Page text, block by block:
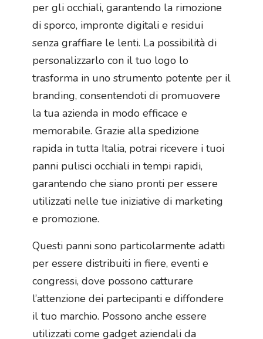
per gli occhiali, garantendo la rimozione
di sporco, impronte digitali e residui
senza graffiare le lenti. La possibilità di
personalizzarlo con il tuo logo lo
trasforma in uno strumento potente per il
branding, consentendoti di promuovere
la tua azienda in modo efficace e
memorabile. Grazie alla spedizione
rapida in tutta Italia, potrai ricevere i tuoi
panni pulisci occhiali in tempi rapidi,
garantendo che siano pronti per essere
utilizzati nelle tue iniziative di marketing
e promozione.
Questi panni sono particolarmente adatti
per essere distribuiti in fiere, eventi e
congressi, dove possono catturare
l’attenzione dei partecipanti e diffondere
il tuo marchio. Possono anche essere
utilizzati come gadget aziendali da